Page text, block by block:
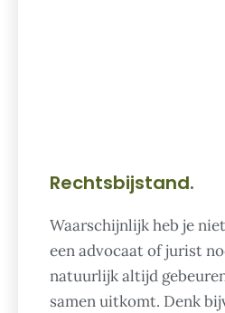
Rechtsbijstand.
Waarschijnlijk heb je
een advocaat of jurist
natuurlijk altijd
samen uitkomt. Denk